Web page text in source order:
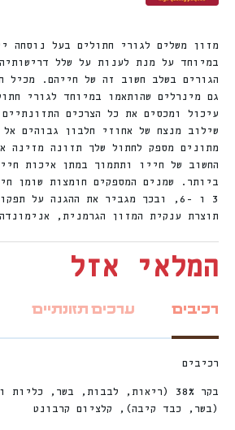
מזון משלים לגורי חתולים בעל נוסחה
במיוחד על מנת לענות על שלל
הגורים בשלב חשוב זה של חייהם. מכיל
גם מינרלים שהותאמו במיוחד לגורי
עיכול ומכסים את כל הצרכים
שילוב מנצח של אחוזי חלבון גבוהים
מתונים מספק לחתול שלך תזונה מזינה
החשוב של חייו ותתמוך במתן איכות
ביותר. שמנים המספקים חומצות שומן
3 ו -6, ובכך מגביר את ההגנה על
תוצרת ענקית המזון הגרמנית, אנימונדה
המלאי אזל
רכיבים ערכים תזונתיים
רכיבים
(בשר, כבד קיבה), קלציום קרבונט